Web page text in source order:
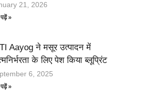
21, 2026
»
Aayog ने मसूर उत्पादन में
के लिए पेश किया ब्लूप्रिंट
6, 2025
»